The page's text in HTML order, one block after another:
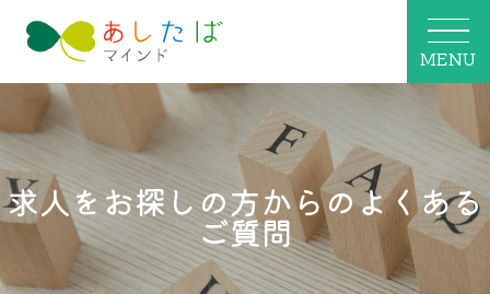
MENU
求人をお探しの方からのよくある
ご質問